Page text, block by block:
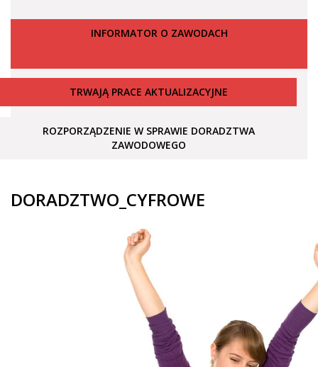
INFORMATOR O ZAWODACH
TRWAJĄ PRACE AKTUALIZACYJNE
ROZPORZĄDZENIE W SPRAWIE DORADZTWA
ZAWODOWEGO
DORADZTWO_CYFROWE